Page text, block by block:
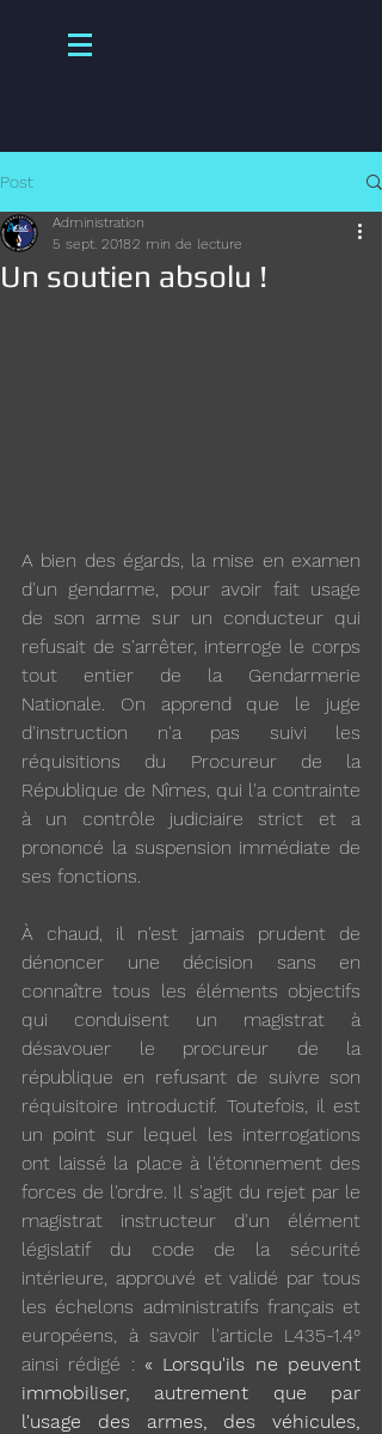
Post
Un soutien absolu !
Administration
5 sept. 20182 min de lecture
A bien des égards, la mise en examen
d'un gendarme, pour avoir fait usage
de son arme sur un conducteur qui
refusait de s'arrêter, interroge le corps
tout entier de la Gendarmerie
Nationale. On apprend que le juge
d'instruction n'a pas suivi les
réquisitions du Procureur de la
République de Nîmes, qui l'a contrainte
à un contrôle judiciaire strict et a
prononcé la suspension immédiate de
ses fonctions.
À chaud, il n'est jamais prudent de
dénoncer une décision sans en
connaître tous les éléments objectifs
qui conduisent un magistrat à
désavouer le procureur de la
république en refusant de suivre son
réquisitoire introductif. Toutefois, il est
un point sur lequel les interrogations
ont laissé la place à l'étonnement des
forces de l'ordre. Il s'agit du rejet par le
magistrat instructeur d'un élément
législatif du code de la sécurité
intérieure, approuvé et validé par tous
les échelons administratifs français et
européens, à savoir l'article L435-1.4°
ainsi rédigé : « Lorsqu'ils ne peuvent
immobiliser, autrement que par
l'usage des armes, des véhicules,